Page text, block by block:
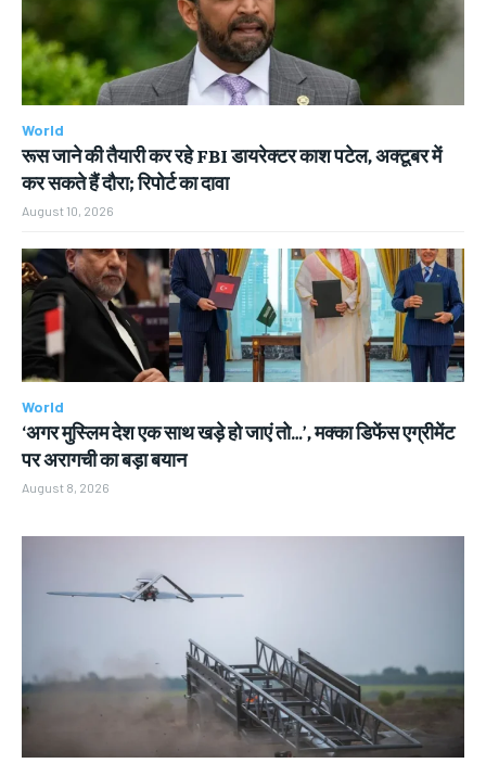
ENTERTAINMENT
FAMILY & RELATIONSHIPS
HEALTH
TRAVEL
ENTERTAINMENT
FAMILY & RELATIONSHIPS
HEALTH
TRAVEL
ENTERTAINMENT
FAMILY & RELATIONSHIPS
FASHION & BEAUTY
HEALTH
TRAVEL
ENTERTAINMENT
FAMILY & RELATIONSHIPS
FASHION & BEAUTY
HEALTH
TRAVEL
World
रूस जाने की तैयारी कर रहे FBI डायरेक्टर काश पटेल, अक्टूबर में
कर सकते हैं दौरा; रिपोर्ट का दावा
August 10, 2026
World
‘अगर मुस्लिम देश एक साथ खड़े हो जाएं तो…’, मक्का डिफेंस एग्रीमेंट
पर अरागची का बड़ा बयान
August 8, 2026